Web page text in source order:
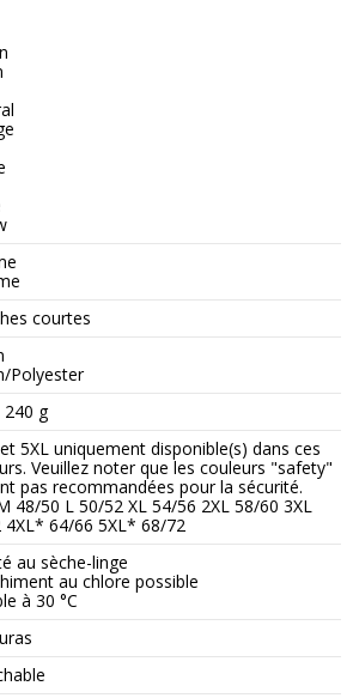
courtes
Polyester
240 g
5XL uniquement disponible(s) dans ces
Veuillez noter que les couleurs "safety"
pas recommandées pour la sécurité.
48/50 L 50/52 XL 54/56 2XL 58/60 3XL
4XL* 64/66 5XL* 68/72
au sèche-linge
au chlore possible
à 30 °C